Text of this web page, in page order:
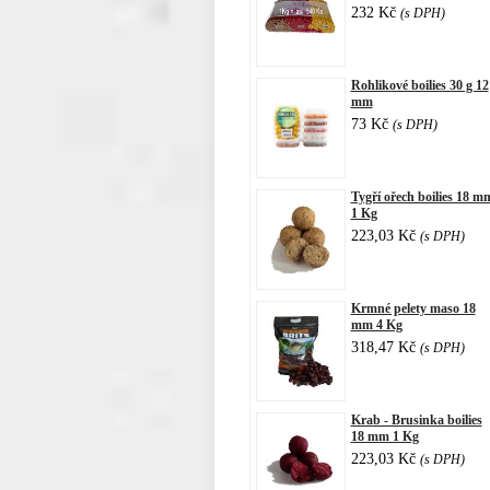
232 Kč (s DPH)
Rohlikové boilies 30 g 12
mm
73 Kč (s DPH)
Tygří ořech boilies 18
1 Kg
223,03 Kč (s DPH)
Krmné pelety maso 18
mm 4 Kg
318,47 Kč (s DPH)
Krab - Brusinka boilies
18 mm 1 Kg
223,03 Kč (s DPH)